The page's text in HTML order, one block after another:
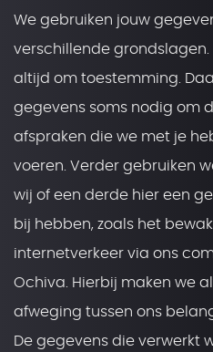
We gebruiken jouw
verschillende
altijd om toestemming.
gegevens soms nodig om
afspraken die we met je
voeren. Verder gebruiken
wij of een derde hier een
bij hebben, zoals het
internetverkeer via ons
Ochiva. Hierbij maken we
afweging tussen ons
De gegevens die verwerkt